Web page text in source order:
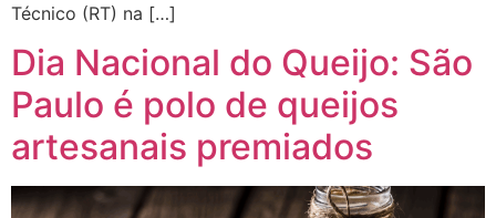
Técnico (RT) na […]
Dia Nacional do Queijo: São
Paulo é polo de queijos
artesanais premiados